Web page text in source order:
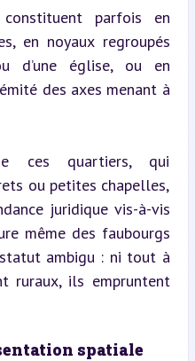
parfois en
en noyaux regroupés
d’une église, ou en
des axes menant à
ces quartiers, qui
ou petites chapelles,
juridique vis-à-vis
même des faubourgs
ambigu : ni tout à
ruraux, ils empruntent
spatiale